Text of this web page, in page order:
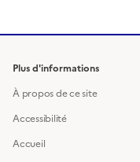
Plus d'informations
À propos de ce site
Accessibilité
Accueil